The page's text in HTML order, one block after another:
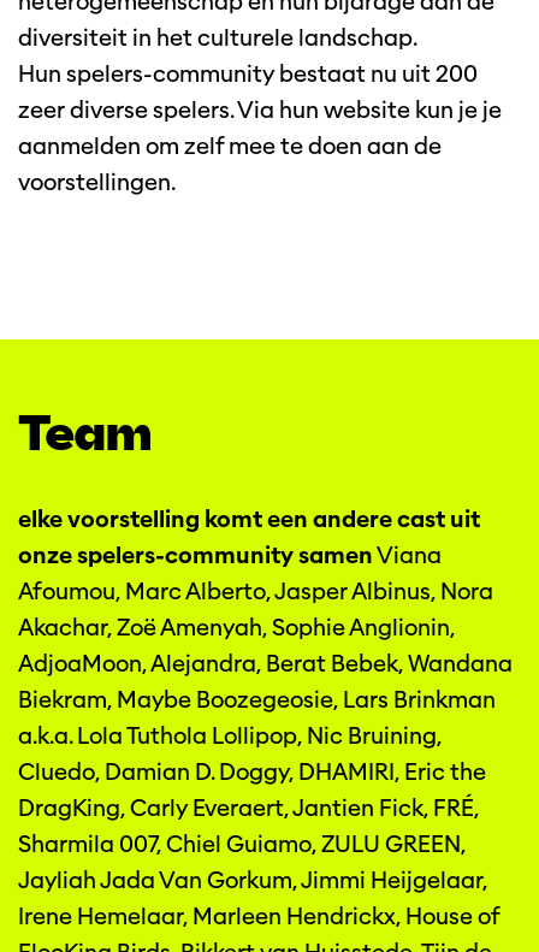
diversiteit in het culturele landschap.
Hun spelers-community bestaat nu uit 200
zeer diverse spelers. Via hun website kun je je
aanmelden om zelf mee te doen aan de
voorstellingen.
Team
elke voorstelling komt een andere cast uit
onze spelers-community samenViana
Afoumou, Marc Alberto, Jasper Albinus, Nora
Akachar, Zoë Amenyah, Sophie Anglionin,
AdjoaMoon, Alejandra, Berat Bebek, Wandana
Biekram, Maybe Boozegeosie, Lars Brinkman
a.k.a. Lola Tuthola Lollipop, Nic Bruining,
Cluedo, Damian D. Doggy, DHAMIRI, Eric the
DragKing, Carly Everaert, Jantien Fick, FRÉ,
Sharmila 007, Chiel Guiamo, ZULU GREEN,
Jayliah Jada Van Gorkum, Jimmi Heijgelaar,
Irene Hemelaar, Marleen Hendrickx, House of